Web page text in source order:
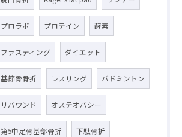
プロラボ プロテイン 酵素
ファスティング ダイエット
基節骨骨折 レスリング バドミントン
リバウンド オステオパシー
第5中足骨基部骨折 下駄骨折